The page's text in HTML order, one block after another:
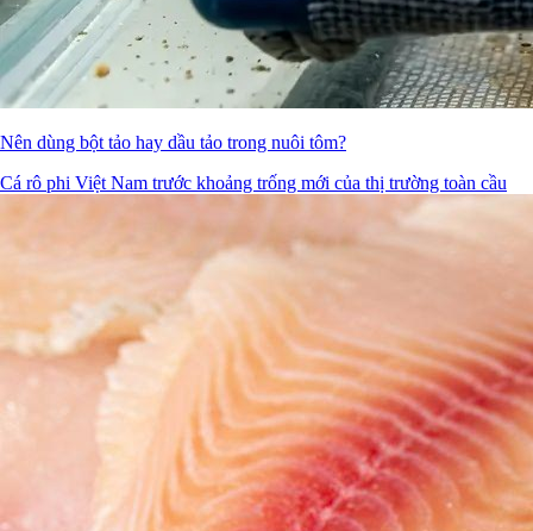
Nên dùng bột tảo hay dầu tảo trong nuôi tôm?
Cá rô phi Việt Nam trước khoảng trống mới của thị trường toàn cầu